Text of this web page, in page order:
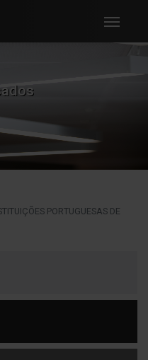
PORTUGUESAS DE